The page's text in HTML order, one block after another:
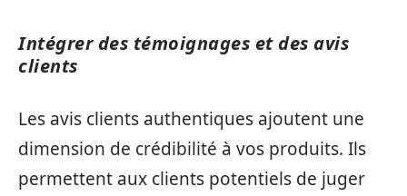
Intégrer des témoignages et des avis
clients
Les avis clients authentiques ajoutent une
dimension de crédibilité à vos produits. Ils
permettent aux clients potentiels de juger